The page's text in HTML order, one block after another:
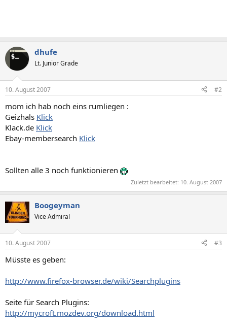
dhufe
Lt. Junior Grade
10. August 2007 #2
mom ich hab noch eins rumliegen :
Geizhals Klick
Klack.de Klick
Ebay-membersearch Klick
Sollten alle 3 noch funktionieren
Zuletzt bearbeitet: 10. August 2007
Boogeyman
Vice Admiral
10. August 2007 #3
Müsste es geben:
http://www.firefox-browser.de/wiki/Searchplugins
Seite für Search Plugins:
http://mycroft.mozdev.org/download.html